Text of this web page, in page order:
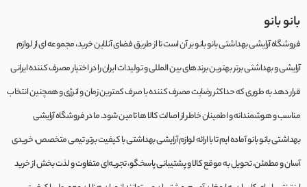
بانو بانو
فروشگاه آرایشی بهداشتی بانو بانو بر آن است تا از طریق فضای آنلاین خرید، مجموعه‌ ای از لوازم
آرایشی و بهداشتی برتر بهترین برندهای بین المللی و تولیدات ایران را در اختیار مصرف کننده ایرانی
قرار دهد به طوری که حداکثر رضایت مصرف کننده با صرف کمترین زمان و انرژی و همچنین انتخاب
مناسب و هوشمندانه و اطمینان خاطر از اصالت کالا ها تامین شود. ما در فروشگاه آرایشی
بهداشتی بانو بانو آماده ایم تا با ارائه لوازم آرایشی بهداشتی با کیفیت برتر، تیمی متخصص، خریدی
آسان و مطمئن، تحویل به موقع کالا و پشتیبانی پاسخگو، تجربه‌ای متفاوت و لذت بخش از خرید